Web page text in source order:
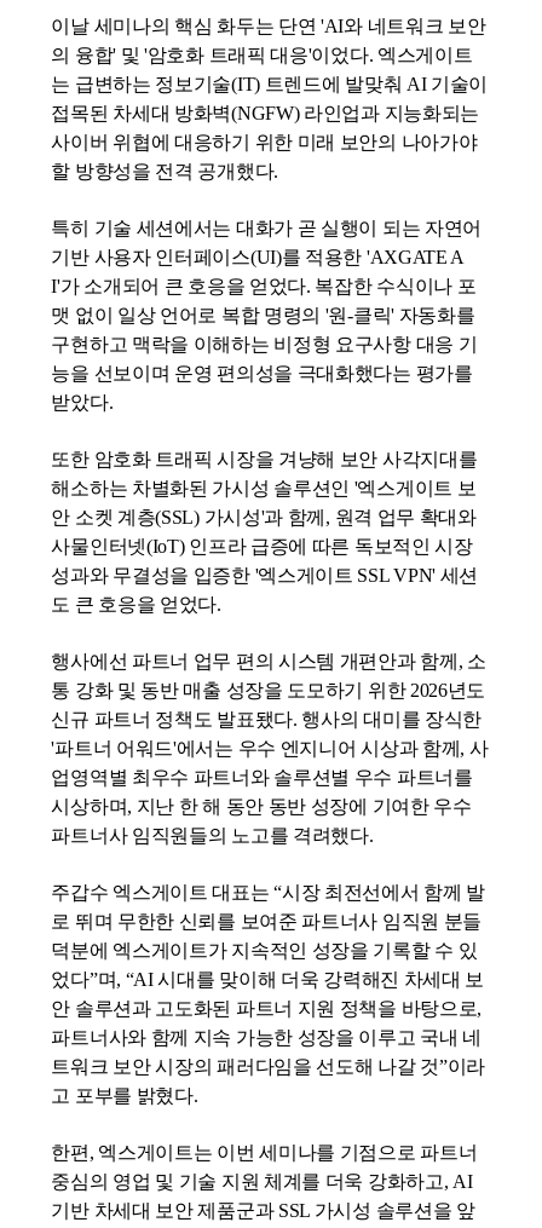
이날 세미나의 핵심 화두는 단연'AI와 네트워크 보안
의 융합' 및 '암호화 트래픽 대응'이었다. 엑스게이트
는 급변하는 정보기술(IT) 트렌드에 발맞춰 AI기술이
접목된 차세대 방화벽(NGFW) 라인업과 지능화되는
사이버 위협에 대응하기 위한 미래 보안의 나아가야
할 방향성을 전격 공개했다.
특히 기술 세션에서는 대화가 곧 실행이 되는 자연어
기반 사용자 인터페이스(UI)를 적용한 'AXGATE A
I'가 소개되어 큰 호응을 얻었다. 복잡한 수식이나 포
맷 없이 일상 언어로 복합 명령의 '원-클릭' 자동화를
구현하고 맥락을 이해하는 비정형 요구사항 대응 기
능을 선보이며 운영 편의성을 극대화했다는 평가를
받았다.
또한 암호화 트래픽 시장을 겨냥해 보안 사각지대를
해소하는 차별화된 가시성 솔루션인 '엑스게이트 보
안 소켓 계층(SSL) 가시성'과 함께, 원격 업무 확대와
사물인터넷(IoT) 인프라 급증에 따른 독보적인 시장
성과와 무결성을 입증한 '엑스게이트 SSL VPN' 세션
도 큰 호응을 얻었다.
행사에선 파트너 업무 편의 시스템 개편안과 함께, 소
통 강화 및 동반 매출 성장을 도모하기 위한 2026년도
신규 파트너 정책도 발표됐다. 행사의 대미를 장식한
'파트너 어워드'에서는 우수 엔지니어 시상과 함께, 사
업영역별 최우수 파트너와 솔루션별 우수 파트너를
시상하며, 지난 한 해 동안 동반 성장에 기여한 우수
파트너사 임직원들의 노고를 격려했다.
주갑수 엑스게이트 대표는 “시장 최전선에서 함께 발
로 뛰며 무한한 신뢰를 보여준 파트너사 임직원 분들
덕분에 엑스게이트가 지속적인 성장을 기록할 수 있
었다”며, “AI시대를 맞이해 더욱 강력해진 차세대 보
안 솔루션과 고도화된 파트너 지원 정책을 바탕으로,
파트너사와 함께 지속 가능한 성장을 이루고 국내 네
트워크 보안 시장의 패러다임을 선도해 나갈 것”이라
고 포부를 밝혔다.
한편, 엑스게이트는 이번 세미나를 기점으로 파트너
중심의 영업 및 기술 지원 체계를 더욱 강화하고, AI
기반 차세대 보안 제품군과 SSL 가시성 솔루션을 앞